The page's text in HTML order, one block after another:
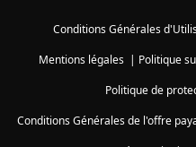
Conditions Générales
Mentions légales| Politique
Politique de
Conditions Générales de l'offre